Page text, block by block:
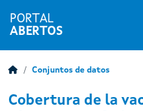
PORTAL
ABERTOS
Conjuntos de datos
Cobertura de la